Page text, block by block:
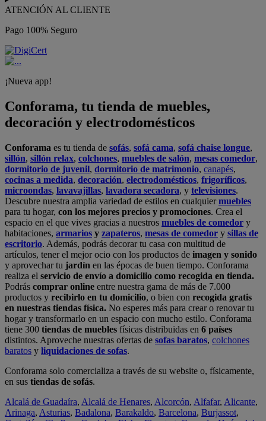
ATENCIÓN AL CLIENTE
Pago 100% Seguro
¡Nueva app!
Conforama, tu tienda de muebles,
decoración y electrodomésticos
Conforama es tu tienda de sofás, sofá cama, sofá chaise longue,
sillón, sillón relax, colchones, muebles de salón, mesas comedor,
dormitorio de juvenil, dormitorio de matrimonio, canapés,
cocinas a medida, decoración, electrodomésticos, frigoríficos,
microondas, lavavajillas, lavadora secadora, y televisiones.
Descubre nuestra amplia variedad de estilos en cualquiermuebles
para tu hogar, con los mejores precios y promociones. Crea el
espacio en el que vives gracias a nuestros muebles de comedor y
habitaciones, armarios y zapateros, mesas de comedor y sillas de
escritorio. Además, podrás decorar tu casa con multitud de
artículos, tener el mejor ocio con los productos de imagen y sonido
y aprovechar tu jardín en las épocas de buen tiempo. Conforama
realiza el servicio de envío a domicilio como recogida en tienda.
Podrás comprar online entre nuestra gama de más de 7.000
productos y recibirlo en tu domicilio, o bien con recogida gratis
en nuestras tiendas física. No esperes más para crear o renovar tu
hogar y transformarlo en un espacio con mucho estilo. Conforama
tiene 300 tiendas de muebles físicas distribuidas en 6 países
distintos. Aproveche nuestras ofertas de sofas baratos, colchones
baratos y liquidaciones de sofas.
Conforama solo comercializa a través de su website o, físicamente,
en sus tiendas de sofás.
Alcalá de Guadaíra, Alcalá de Henares, Alcorcón, Alfafar, Alicante,
Arinaga, Asturias, Badalona, Barakaldo, Barcelona, Burjassot,